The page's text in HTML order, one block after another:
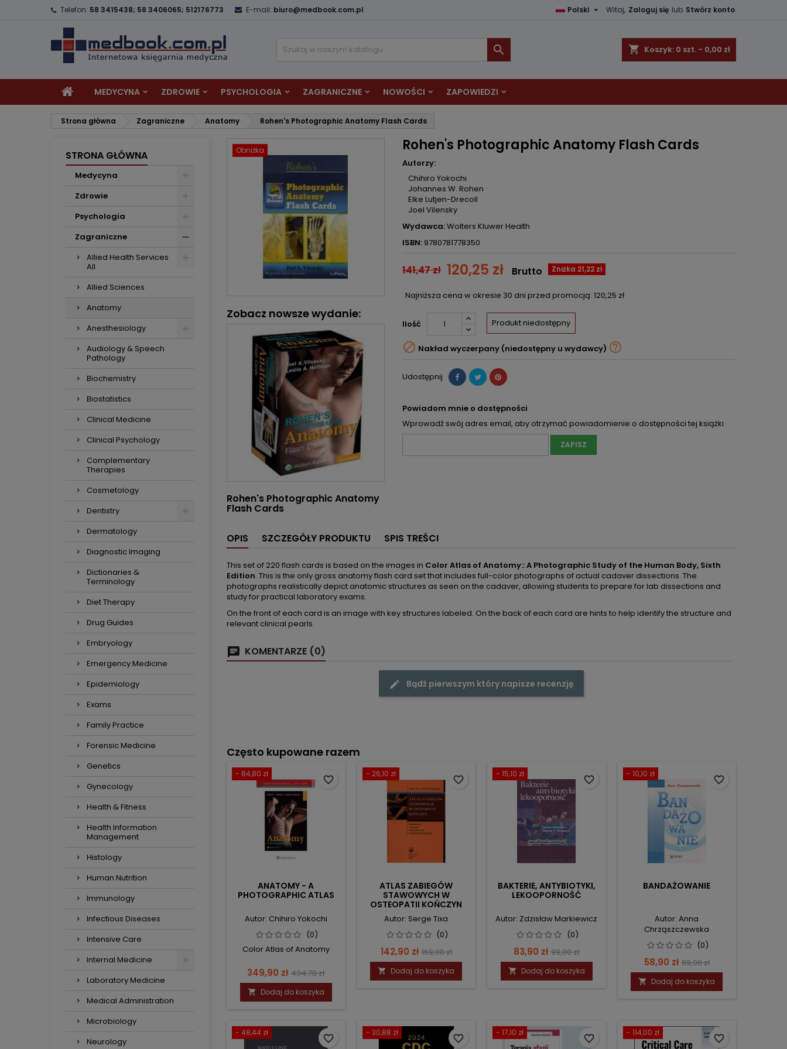
Telefon: 58 3415438; 58 3406065; 512176773 E-mail: biuro@medbook.com.pl Witaj, Zaloguj się lub Stwórz konto
Polski 
shopping_cart Koszyk: 0 szt. - 0,00 zł

MEDYCYNA ZDROWIE PSYCHOLOGIA ZAGRANICZNE NOWOŚCI ZAPOWIEDZI
Strona główna Zagraniczne Anatomy Rohen's Photographic Anatomy Flash Cards
STRONA GŁÓWNA
Medycyna
Zdrowie
Psychologia
Zagraniczne
Allied Health Services
All
Allied Sciences
Anatomy
Anesthesiology
Audiology & Speech
Pathology
Biochemistry
Biostatistics
Clinical Medicine
Clinical Psychology
Complementary
Therapies
Cosmetology
Dentistry
Dermatology
Diagnostic Imaging
Dictionaries &
Terminology
Diet Therapy
Drug Guides
Embryology
Emergency Medicine
Epidemiology
Exams
Family Practice
Forensic Medicine
Genetics
Gynecology
Health & Fitness
Health Information
Management
Histology
Human Nutrition
Immunology
Infectious Diseases
Intensive Care
Internal Medicine
Laboratory Medicine
Medical Administration
Microbiology
Neurology
Obniżka
Zobacz nowsze wydanie:
Rohen's Photographic Anatomy
Flash Cards
Rohen's Photographic Anatomy Flash Cards
Autorzy:
Chihiro Yokochi
Johannes W. Rohen
Elke Lutjen-Drecoll
Joel Vilensky
Wydawca:Wolters Kluwer Health
ISBN: 9780781778350
141,47 zł 120,25 zł Zniżka 21,22 zł
Brutto
Najniższa cena w okresie 30 dni przed promocją: 120,25 zł
Ilość Produkt niedostępny
 Nakład wyczerpany (niedostępny u wydawcy) 
Udostępnij
Powiadom mnie o dostępności
Wprowadź swój adres email, aby otrzymać powiadomienie o dostępności tej książki
ZAPISZ
OPIS SZCZEGÓŁY PRODUKTU SPIS TREŚCI
This set of 220 flash cards is based on the images in Color Atlas of Anatomy:: A Photographic Study of the Human Body, Sixth
Edition. This is the only gross anatomy flash card set that includes full-color photographs of actual cadaver dissections. The
photographs realistically depict anatomic structures as seen on the cadaver, allowing students to prepare for lab dissections and
study for practical laboratory exams.
On the front of each card is an image with key structures labeled. On the back of each card are hints to help identify the structure and
relevant clinical pearls.
KOMENTARZE (0)
Bądź pierwszym który napisze recenzję
Często kupowane razem
- 84,80 zł
ANATOMY - A
PHOTOGRAPHIC ATLAS
Autor: Chihiro Yokochi
(0)
Color Atlas of Anatomy
Cena
349,90 zł Cena
podstawowa
434,70 zł
 Dodaj do koszyka
favorite_border
- 26,10 zł
ATLAS ZABIEGÓW
STAWOWYCH W
OSTEOPATII KOŃCZYN
Autor: Serge Tixa
(0)
Cena
142,90 zł Cena
podstawowa
169,00 zł
 Dodaj do koszyka
favorite_border
- 15,10 zł
BAKTERIE, ANTYBIOTYKI,
LEKOOPORNOŚĆ
Autor: Zdzisław Markiewicz
(0)
Cena
83,90 zł Cena
podstawowa
99,00 zł
 Dodaj do koszyka
favorite_border
- 10,10 zł
BANDAŻOWANIE
Autor: Anna
Chrząszczewska
(0)
Cena
58,90 zł Cena
podstawowa
69,00 zł
 Dodaj do koszyka
favorite_border
- 48,44 zł
favorite_border
- 30,88 zł
favorite_border
- 17,10 zł
favorite_border
- 114,00 zł
favorite_border
Musisz być zalogowany by zapisać produkty na swojej liście życzeń.